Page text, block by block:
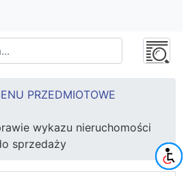
PRZEDMIOTOWE
wykazu nieruchomości
sprzedaży